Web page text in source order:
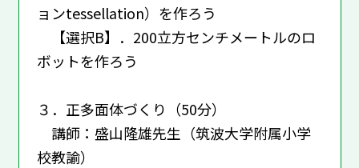
ョンtessellation）を作ろう
【選択B】．200立方センチメートルのロ
ボットを作ろう
３．正多面体づくり（50分）
講師：盛山隆雄先生（筑波大学附属小学
校教諭）